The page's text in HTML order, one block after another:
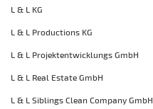
L & L KG
L & L Productions KG
L & L Projektentwicklungs GmbH
L & L Real Estate GmbH
L & L Siblings Clean Company GmbH